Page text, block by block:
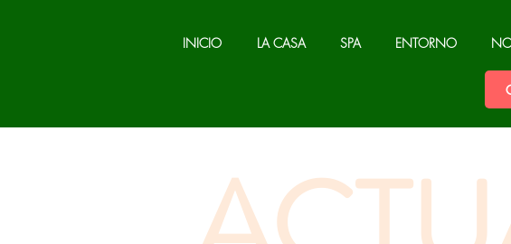
INICIO LA CASA SPA ENTORNO